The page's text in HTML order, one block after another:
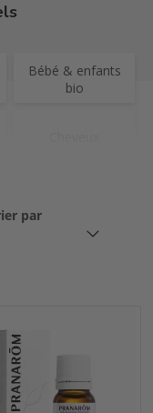
Bébé & enfants
bio
par